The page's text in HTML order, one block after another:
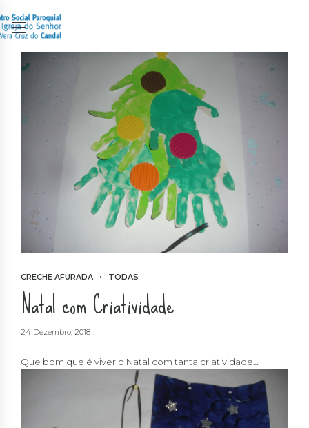
CRECHE AFURADA TODAS
Natal com Criatividade
24 Dezembro, 2018
Que bom que é viver o Natal com tanta criatividade…